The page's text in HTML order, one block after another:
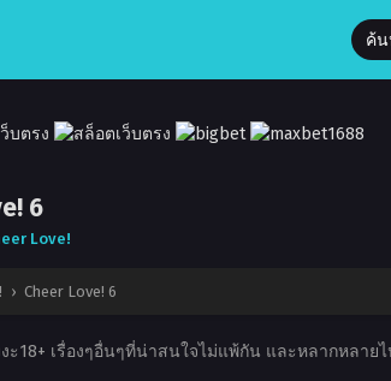
6
Love!
› Cheer Love! 6
18+ เรื่องๆอื่นๆที่น่าสนใจไม่แพ้กัน และหลากหลาย